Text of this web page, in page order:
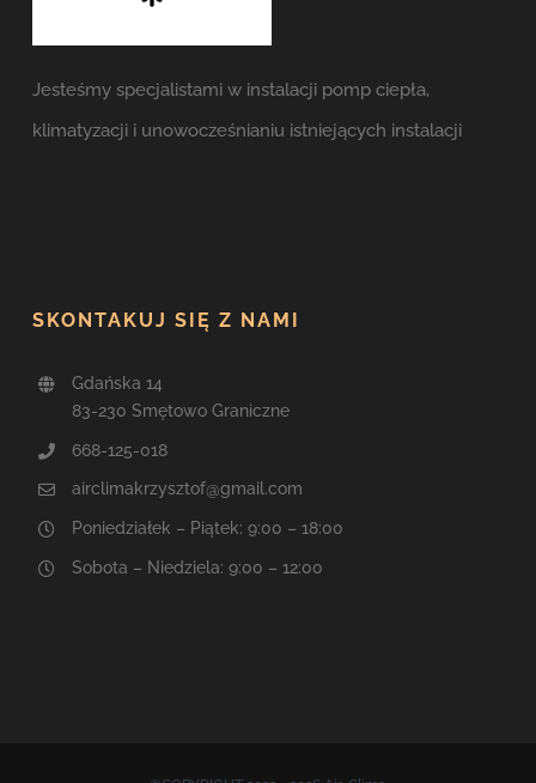
Jesteśmy specjalistami w instalacji pomp ciepła,
klimatyzacji i unowocześnianiu istniejących instalacji
SKONTAKUJ SIĘ Z NAMI
Gdańska 14
83-230 Smętowo Graniczne
668-125-018
airclimakrzysztof@gmail.com
Poniedziałek – Piątek: 9:00 – 18:00
Sobota – Niedziela: 9:00 – 12:00